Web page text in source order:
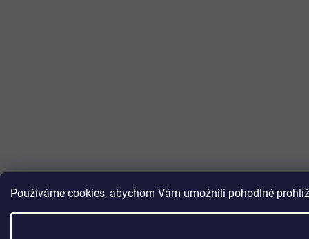
Používáme cookies, abychom Vám umožnili pohodlné